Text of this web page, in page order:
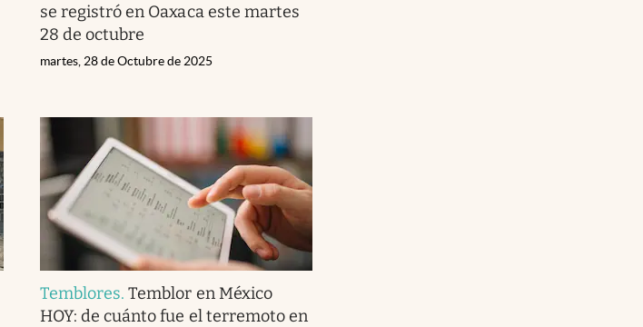
se registró en Oaxaca este martes
28 de octubre
martes, 28 de Octubre de 2025
Temblores.Temblor en México
HOY: de cuánto fue el terremoto en